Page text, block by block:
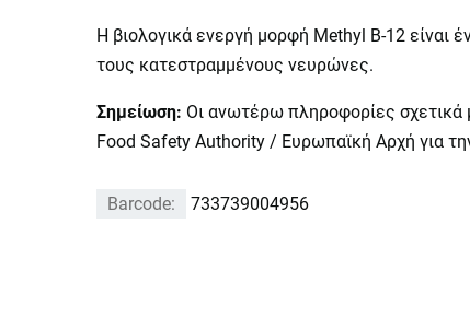
Η βιολογικά ενεργή μορφή Μethyl Β-12 είναι
τους κατεστραμμένους νευρώνες.
Σημείωση: Οι ανωτέρω πληροφορίες σχετικά
Food Safety Authority / Ευρωπαϊκή Αρχή για
Barcode: 733739004956